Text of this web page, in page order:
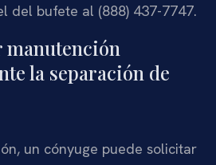
del bufete al (888) 437-7747.
la separación de
un cónyuge puede solicitar